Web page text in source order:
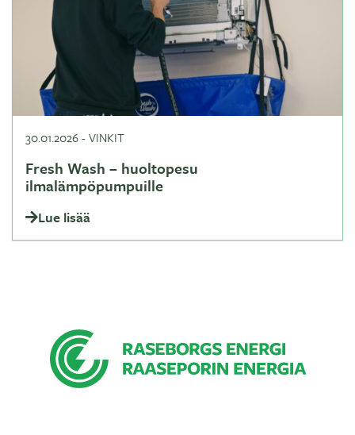
30.01.2026-VINKIT
Fresh Wash – huoltopesu
ilmalämpöpumpuille
Lue lisää